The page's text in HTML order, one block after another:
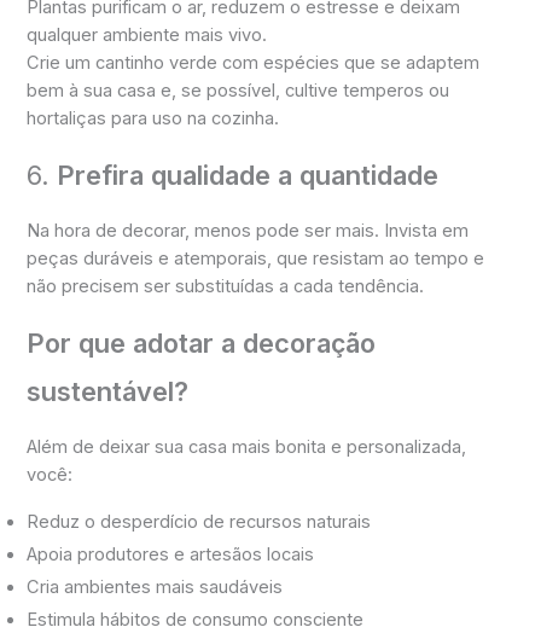
Plantas purificam o ar, reduzem o estresse e deixam
qualquer ambiente mais vivo.
Crie um cantinho verde com espécies que se adaptem
bem à sua casa e, se possível, cultive temperos ou
hortaliças para uso na cozinha.
6. Prefira qualidade a quantidade
Na hora de decorar, menos pode ser mais. Invista em
peças duráveis e atemporais, que resistam ao tempo e
não precisem ser substituídas a cada tendência.
Por que adotar a decoração
sustentável?
Além de deixar sua casa mais bonita e personalizada,
você:
Reduz o desperdício de recursos naturais
Apoia produtores e artesãos locais
Cria ambientes mais saudáveis
Estimula hábitos de consumo consciente